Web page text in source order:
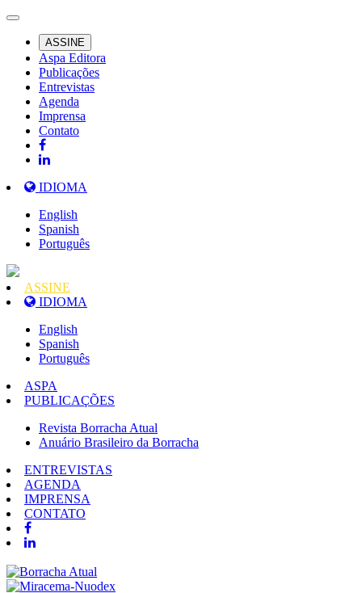
ASSINE
Aspa Editora
Publicações
Entrevistas
Agenda
Imprensa
Contato
IDIOMA
English
Spanish
Português
ASSINE
IDIOMA
English
Spanish
Português
ASPA
PUBLICAÇÕES
Revista Borracha Atual
Anuário Brasileiro da Borracha
ENTREVISTAS
AGENDA
IMPRENSA
CONTATO